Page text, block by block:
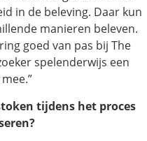
in de beleving. Daar kun
manieren beleven.
goed van pas bij The
spelenderwijs een
tijdens het proces